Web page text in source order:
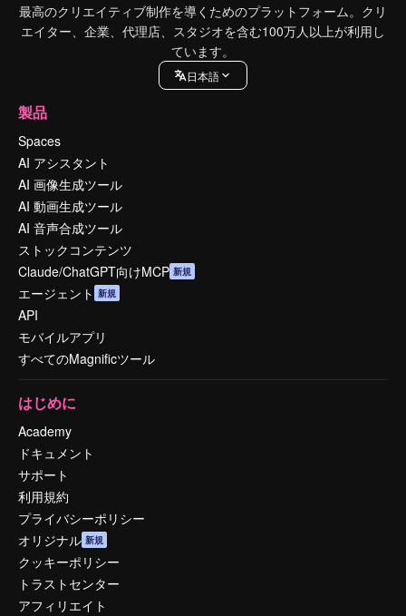
最高のクリエイティブ制作を導くためのプラットフォーム。クリ
エイター、企業、代理店、スタジオを含む100万人以上が利用し
ています。
日本語
製品
Spaces
AI アシスタント
AI 画像生成ツール
AI 動画生成ツール
AI 音声合成ツール
ストックコンテンツ
Claude/ChatGPT向けMCP 新規
エージェント 新規
API
モバイルアプリ
すべてのMagnificツール
はじめに
Academy
ドキュメント
サポート
利用規約
プライバシーポリシー
オリジナル 新規
クッキーポリシー
トラストセンター
アフィリエイト